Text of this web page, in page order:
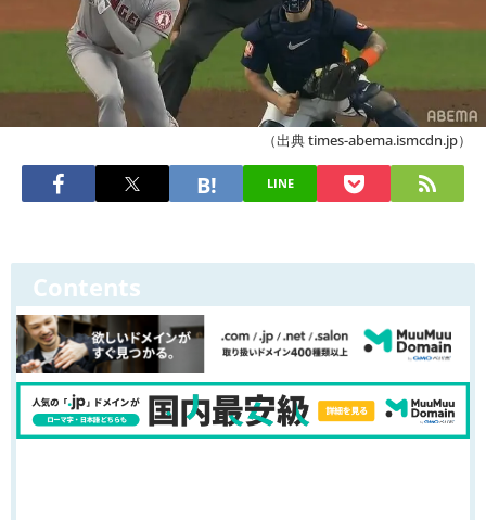
（出典 times-abema.ismcdn.jp）
LINE
Contents